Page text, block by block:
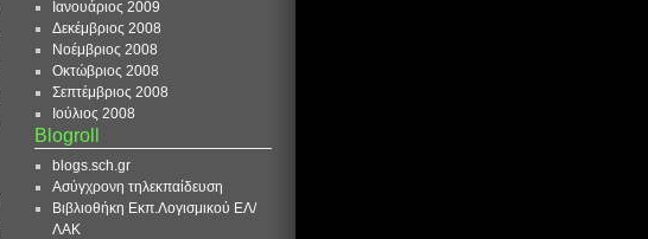
Ιανουάριος 2009
Δεκέμβριος 2008
Νοέμβριος 2008
Οκτώβριος 2008
Σεπτέμβριος 2008
Ιούλιος 2008
Blogroll
blogs.sch.gr
Ασύγχρονη τηλεκπαίδευση
Βιβλιοθήκη Εκπ.Λογισμικού ΕΛ/
ΛΑΚ